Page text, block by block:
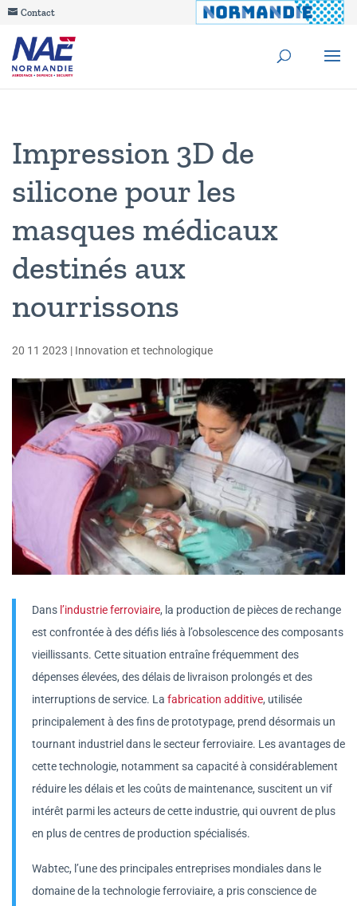
Contact
Impression 3D de
silicone pour les
masques médicaux
destinés aux
nourrissons
20 11 2023 | Innovation et technologique
Dans l’industrie ferroviaire, la production de pièces de rechange
est confrontée à des défis liés à l’obsolescence des composants
vieillissants. Cette situation entraîne fréquemment des
dépenses élevées, des délais de livraison prolongés et des
interruptions de service. La fabrication additive, utilisée
principalement à des fins de prototypage, prend désormais un
tournant industriel dans le secteur ferroviaire. Les avantages de
cette technologie, notamment sa capacité à considérablement
réduire les délais et les coûts de maintenance, suscitent un vif
intérêt parmi les acteurs de cette industrie, qui ouvrent de plus
en plus de centres de production spécialisés.
Wabtec, l’une des principales entreprises mondiales dans le
domaine de la technologie ferroviaire, a pris conscience de